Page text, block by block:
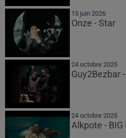
15 juin 2026
Onze - Star
24 octobre 2025
Guy2Bezbar
24 octobre 2025
Alkpote - BIG